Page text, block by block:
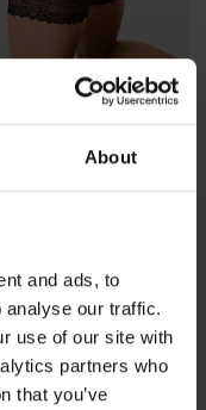
About
and ads, to
analyse our traffic.
use of our site with
partners who
that you’ve
en